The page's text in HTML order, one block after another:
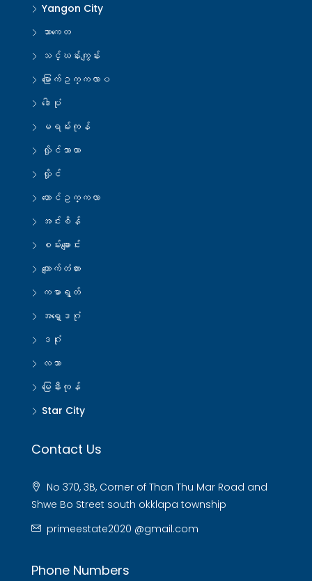
Yangon City
သာကေတ
သင်္ဃန်းကျွန်း
မြောက်ဥက္ကလာပ
ဒေါပုံ
မရမ်းကုန်
လှိုင်သာယာ
လှိုင်
တောင်ဥက္ကလာ
အင်းစိန်
စမ်းချောင်း
ကျောက်တံတား
ကမာရွတ်
အရှေ့ဒဂုံ
ဒဂုံး
လသာ
မြေနီးကုန်
Star City
Contact Us
No 370, 3B, Corner of Than Thu Mar Road and
Shwe Bo Street south okklapa township
primeestate2020 @gmail.com
Phone Numbers